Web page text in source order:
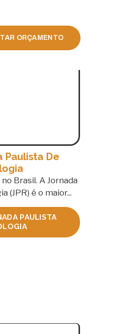
ORÇAMENTO
Paulista De
Brasil. A Jornada
(JPR) é o maior...
PAULISTA